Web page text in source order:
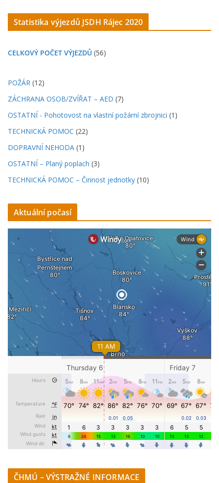
Statistika výjezdů JSDH Rájec 2020
CELKOVÝ POČET VÝJEZDŮ (56)
POŽÁR (12)
ZÁCHRANA OSOB/ZVÍŘAT – AED (7)
OSTATNÍ - Pohotovost na vlastní požární zbrojnici (1)
TECHNICKÁ POMOC (22)
DOPRAVNÍ NEHODA (1)
OSTATNÍ – Planý poplach (3)
TECHNICKÁ POMOC – Činnost jednotky (10)
Aktuální počasí
ČHMÚ – VÝSTRAŽNÉ INFORMACE